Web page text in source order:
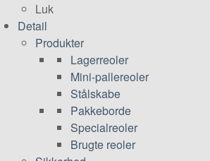
Luk
Detail
Produkter
Lagerreoler
Mini-pallereoler
Stålskabe
Pakkeborde
Specialreoler
Brugte reoler